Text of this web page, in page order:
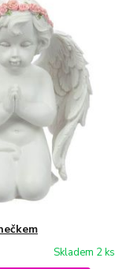
Skladem 2 ks